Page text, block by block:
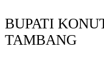
BUPATI
TAMBANG